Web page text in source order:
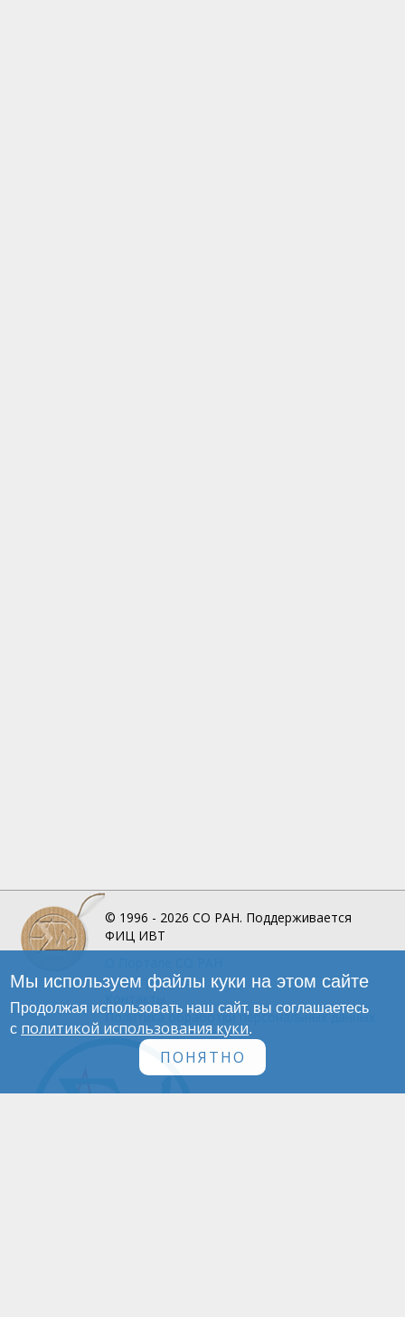
© 1996 - 2026 СО РАН. Поддерживается
ФИЦ ИВТ
Инфографика
Политика обработки персональных данных
Мы используем файлы куки на этом сайте
Продолжая использовать наш сайт, вы соглашаетесь
с политикой использования куки.
ПОНЯТНО